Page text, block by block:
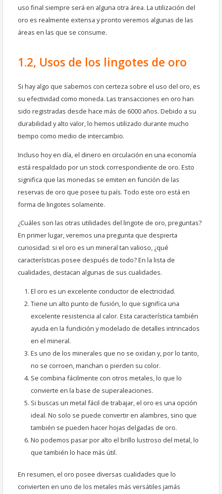
uso final siempre será en alguna otra área. La utilización del
oro es realmente extensa y pronto veremos algunas de las
áreas en las que se consume.
1.2, Usos de los lingotes de oro
Si hay algo que sabemos con certeza sobre el uso del oro, es
su efectividad como moneda. Las transacciones en oro han
sido registradas desde hace más de 6000 años. Debido a su
durabilidad y alto valor, lo hemos utilizado durante mucho
tiempo como medio de intercambio.
Incluso hoy en día, el dinero en circulación en una economía
está respaldado por un stock correspondiente de oro. Esto
significa que las monedas se emiten en función de las
reservas de oro que posee tu país. Todo este oro está en
forma de lingotes solamente.
¿Cuáles son las otras utilidades del lingote de oro, preguntas?
En primer lugar, veremos una pregunta que despierta
curiosidad: si el oro es un mineral tan valioso, ¿qué
características posee después de todo? En la lista de
cualidades, destacan algunas de sus cualidades.
El oro es un excelente conductor de electricidad.
Tiene un alto punto de fusión, lo que significa una
excelente resistencia al calor. Esta característica también
ayuda en la fundición y modelado de detalles intrincados
en el mineral.
Es uno de los minerales que no se oxidan y, por lo tanto,
no se corroen, manchan o pierden su color.
Se combina fácilmente con otros metales, lo que lo
convierte en la base de superaleaciones.
Si buscas un metal fácil de trabajar, el oro es una opción
ideal. No solo se puede convertir en alambres, sino que
también se pueden hacer hojas delgadas de oro.
No podemos pasar por alto el brillo lustroso del metal, lo
que también lo hace más útil.
En resumen, el oro posee diversas cualidades que lo
convierten en uno de los metales más versátiles jamás